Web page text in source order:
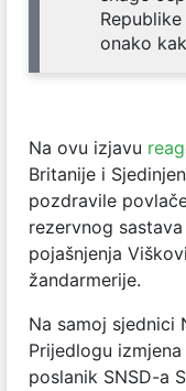
onako
Na ovu izjavu
Britanije i
pozdravile
rezervnog
pojašnjenja
žandarmerije.
Na samoj sjednici
Prijedlogu
poslanik SNSD-a